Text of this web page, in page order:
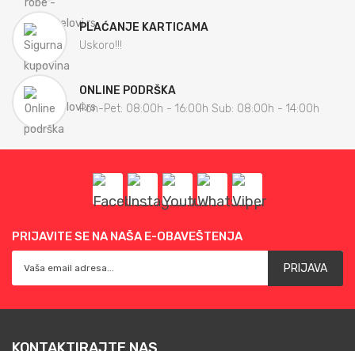
PLAĆANJE KARTICAMA
Uskoro!!!
ONLINE PODRŠKA
Pon-Pet: 08:00h - 16:00h Sub: 08:00h - 14:00h
PRIJAVITE SE NA NAŠA E-OBAVEŠTENJA
PRIJAVA